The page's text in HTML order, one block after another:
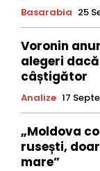
Basarabia 25
Voronin
alegeri
câștigător
Analize 17
„Moldova
rusești,
mare”